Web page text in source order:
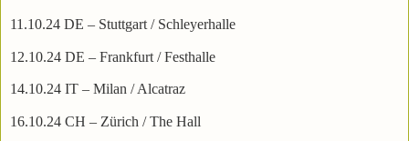
11.10.24 DE – Stuttgart / Schleyerhalle
12.10.24 DE – Frankfurt / Festhalle
14.10.24 IT – Milan / Alcatraz
16.10.24 CH – Zürich / The Hall